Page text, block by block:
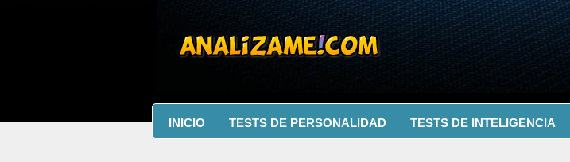
INICIO TESTS DE PERSONALIDAD TESTS DE INTELIGENCIA